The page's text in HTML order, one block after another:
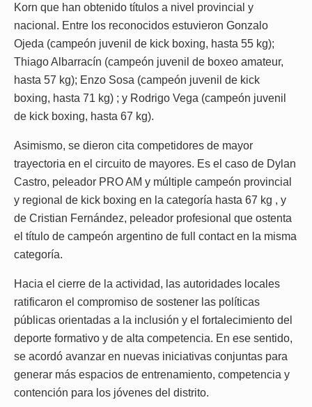
Korn que han obtenido títulos a nivel provincial y
nacional. Entre los reconocidos estuvieron Gonzalo
Ojeda (campeón juvenil de kick boxing, hasta 55 kg);
Thiago Albarracín (campeón juvenil de boxeo amateur,
hasta 57 kg); Enzo Sosa (campeón juvenil de kick
boxing, hasta 71 kg) ; y Rodrigo Vega (campeón juvenil
de kick boxing, hasta 67 kg).
Asimismo, se dieron cita competidores de mayor
trayectoria en el circuito de mayores. Es el caso de Dylan
Castro, peleador PRO AM y múltiple campeón provincial
y regional de kick boxing en la categoría hasta 67 kg , y
de Cristian Fernández, peleador profesional que ostenta
el título de campeón argentino de full contact en la misma
categoría.
Hacia el cierre de la actividad, las autoridades locales
ratificaron el compromiso de sostener las políticas
públicas orientadas a la inclusión y el fortalecimiento del
deporte formativo y de alta competencia. En ese sentido,
se acordó avanzar en nuevas iniciativas conjuntas para
generar más espacios de entrenamiento, competencia y
contención para los jóvenes del distrito.